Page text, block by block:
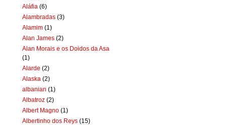
Aláfia (6)
Alambradas (3)
Alamim (1)
Alan James (2)
Alan Morais e os Doidos da Asa
(1)
Alarde (2)
Alaska (2)
albanian (1)
Albatroz (2)
Albert Magno (1)
Albertinho dos Reys (15)